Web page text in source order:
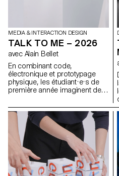
MEDIA & INTERACTION DESIGN
TALK TO ME – 2026
avec Alain Bellet
En combinant code,
électronique et prototypage
physique, les étudiant·e·s de
première année imaginent des
répondent et invitent à
l'interaction, réunis sous le titre
Talk To Me. Utilisant le dialogue
comme terrain de jeu et
s'inspirant des interfaces
conversationnelles, les projets
transforment les objets
physiques en nouvelles formes
d'interaction.